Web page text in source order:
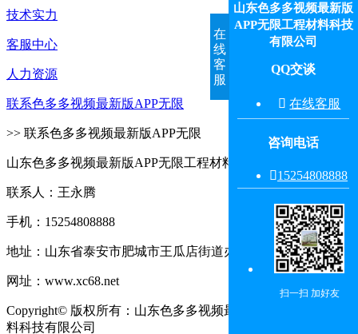
技术实力
客服中心
人力资源
联系色多多视频最新版APP无限
>> 联系色多多视频最新版APP无限
山东色多多视频最新版APP无限工程材料科技有限公司
联系人：王永腾
手机：15254808888
地址：山东省泰安市肥城市王瓜店街道办事处王东村东
网址：www.xc68.net
Copyright© 版权所有：山东色多多视频最新版APP无限工程材
料科技有限公司
在
线
客
服
山东色多多视频最新版
APP无限工程材料科技
有限公司
QQ交谈
 在线客服
咨询电话
15254808888‬
扫一扫 加好友